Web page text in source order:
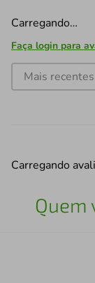
Carregando…
Faça login para
Mais recentes
Carregando
Quem